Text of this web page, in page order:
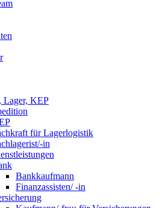
Lager, KEP
für Lagerlogistik
in
Bankkaufmann
Finanzassisten/ -in